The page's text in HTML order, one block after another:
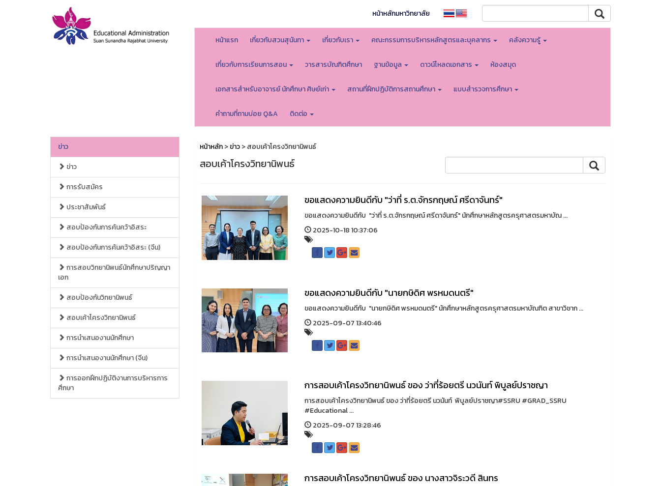
หน้าหลักมหาวิทยาลัย
หน้าแรก เกี่ยวกับสวนสุนันทา เกี่ยวกับเรา คณะกรรมการบริหารหลักสูตรและบุคลากร คลังความรู้
เกี่ยวกับการเรียนการสอน วารสารบัณฑิตศึกษา ฐานข้อมูล ดาวน์โหลดเอกสาร ห้องสมุด
เอกสารสำหรับอาจารย์ นักศึกษา ศิษย์เก่า สถานที่ฝึกปฏิบัติการสถานศึกษา แบบสำรวจการศึกษา
คำถามที่ถามบ่อย Q&A ติดต่อ
ข่าว
ข่าว
การรับสมัคร
ประชาสัมพันธ์
สอบป้องกันการค้นคว้าอิสระ
สอบป้องกันการค้นคว้าอิสระ (จีน)
การสอบวิทยานิพนธ์นักศึกษาปริญญา
เอก
สอบป้องกันวิทยานิพนธ์
สอบเค้าโครงวิทยานิพนธ์
การนำเสนองานนักศึกษา
การนำเสนองานนักศึกษา (จีน)
การออกฝึกปฏิบัติงานการบริหารการ
ศึกษา
หน้าหลัก>ข่าว> สอบเค้าโครงวิทยานิพนธ์
สอบเค้าโครงวิทยานิพนธ์
ขอแสดงความยินดีกับ "ว่าที่ ร.ต.จักรกฤษณ์ ศรีดาจันทร์"
ขอแสดงความยินดีกับ "ว่าที่ ร.ต.จักรกฤษณ์ ศรีดาจันทร์" นักศึกษาหลักสูตรครุศาสตรมหาบัณ ...
2025-10-18 10:37:06
ขอแสดงความยินดีกับ "นายกษิดิศ พรหมดนตรี"
ขอแสดงความยินดีกับ "นายกษิดิศ พรหมดนตรี" นักศึกษาหลักสูตรครุศาสตรมหาบัณฑิต สาขาวิชาก ...
2025-09-07 13:40:46
การสอบเค้าโครงวิทยานิพนธ์ ของ ว่าที่ร้อยตรี นวนันท์ พิบูลย์ปราชญา
การสอบเค้าโครงวิทยานิพนธ์ ของ ว่าที่ร้อยตรี นวนันท์ พิบูลย์ปราชญา#SSRU #GRAD_SSRU
#Educational ...
2025-09-07 13:28:46
การสอบเค้าโครงวิทยานิพนธ์ ของ นางสาวจิระวดี สินทร